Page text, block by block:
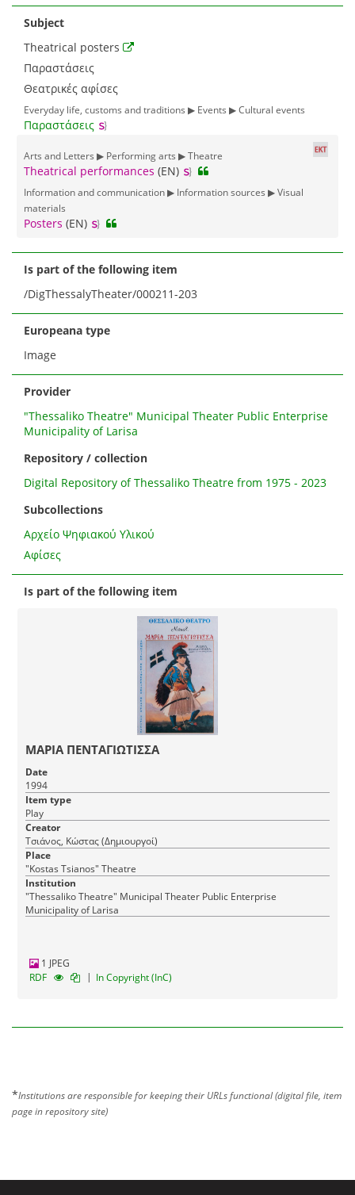
Subject
Theatrical posters
Παραστάσεις
Θεατρικές αφίσες
Everyday life, customs and traditions ▶ Events ▶ Cultural events
Παραστάσεις
Arts and Letters ▶ Performing arts ▶ Theatre
Theatrical performances (EN)
Information and communication ▶ Information sources ▶ Visual
materials
Posters (EN)
Is part of the following item
/DigThessalyTheater/000211-203
Europeana type
Image
Provider
"Thessaliko Theatre" Municipal Theater Public Enterprise
Municipality of Larisa
Repository / collection
Digital Repository of Thessaliko Theatre from 1975 - 2023
Subcollections
Αρχείο Ψηφιακού Υλικού
Αφίσες
Is part of the following item
ΜΑΡΙΑ ΠΕΝΤΑΓΙΩΤΙΣΣΑ
Date
1994
Item type
Play
Creator
Τσιάνος, Κώστας (Δημιουργοί)
Place
"Kostas Tsianos" Theatre
Institution
"Thessaliko Theatre" Municipal Theater Public Enterprise
Municipality of Larisa
1 JPEG
RDF
| In Copyright (InC)
*Institutions are responsible for keeping their URLs functional (digital file, item
page in repository site)